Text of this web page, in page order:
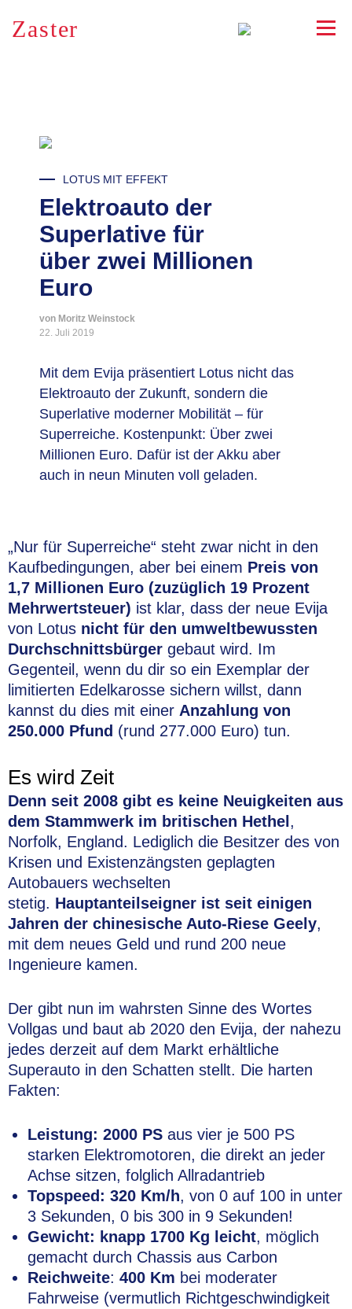
RSS
Zaster
LOTUS MIT EFFEKT
Elektroauto der
Superlative für
über zwei Millionen
Euro
von Moritz Weinstock
22. Juli 2019
Mit dem Evija präsentiert Lotus nicht das
Elektroauto der Zukunft, sondern die
Superlative moderner Mobilität – für
Superreiche. Kostenpunkt: Über zwei
Millionen Euro. Dafür ist der Akku aber
auch in neun Minuten voll geladen.
„Nur für Superreiche“ steht zwar nicht in den
Kaufbedingungen, aber bei einem Preis von
1,7 Millionen Euro (zuzüglich 19 Prozent
Mehrwertsteuer) ist klar, dass der neue Evija
von Lotus nicht für den umweltbewussten
Durchschnittsbürger gebaut wird. Im
Gegenteil, wenn du dir so ein Exemplar der
limitierten Edelkarosse sichern willst, dann
kannst du dies mit einer Anzahlung von
250.000 Pfund (rund 277.000 Euro) tun.
Es wird Zeit
Denn seit 2008 gibt es keine Neuigkeiten aus
dem Stammwerk im britischen Hethel ,
Norfolk, England. Lediglich die Besitzer des von
Krisen und Existenzängsten geplagten
Autobauers wechselten
stetig. Hauptanteilseigner ist seit einigen
Jahren der chinesische Auto-Riese Geely,
mit dem neues Geld und rund 200 neue
Ingenieure kamen.
Der gibt nun im wahrsten Sinne des Wortes
Vollgas und baut ab 2020 den Evija, der nahezu
jedes derzeit auf dem Markt erhältliche
Superauto in den Schatten stellt. Die harten
Fakten:
Leistung: 2000 PS aus vier je 500 PS
starken Elektromotoren, die direkt an jeder
Achse sitzen, folglich Allradantrieb
Topspeed: 320 Km/h, von 0 auf 100 in unter
3 Sekunden, 0 bis 300 in 9 Sekunden!
Gewicht: knapp 1700 Kg leicht, möglich
gemacht durch Chassis aus Carbon
Reichweite: 400 Km bei moderater
Fahrweise (vermutlich Richtgeschwindigkeit